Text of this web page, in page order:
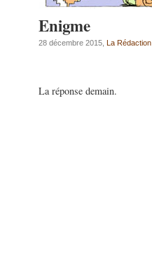
Enigme
28 décembre 2015, La Rédaction
La réponse demain.